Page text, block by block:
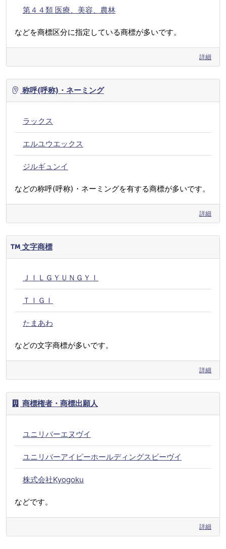
第４４類 医療、美容、農林
などを商標区分に指定している商標が多いです。
詳細
称呼(呼称)・ネーミング
ラックス
エルユウエックス
ジルギュンイ
などの称呼(呼称)・ネーミングを有する商標が多いです。
詳細
文字商標
ＪＩＬＧＹＵＮＧＹＩ
ＴＩＧＩ
たまあわ
などの文字商標が多いです。
詳細
商標権者・商標出願人
ユニリバーエヌヴイ
ユニリバーアイピーホールディングスビーヴイ
株式会社Kyogoku
などです。
詳細